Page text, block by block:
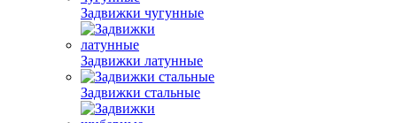
Задвижки чугунные
Задвижки латунные
Задвижки стальные